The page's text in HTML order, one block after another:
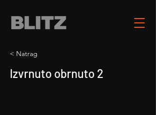
< Natrag
Izvrnuto obrnuto 2